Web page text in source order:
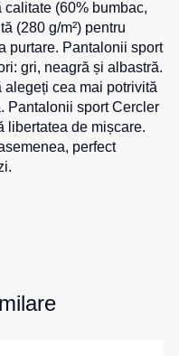
de
lucru
Veste
reflectorizante
Veste
pentru
copii
Hanorace
Hanorace
fermoar
Hanorac
Tours
pentru
sport
Pantaloni
scurți
pentru
copii
0
(60% bumbac,
(280 g/m²) pentru
purtare. Pantalonii sport
gri, neagră și albastră.
cea mai potrivită
Pantalonii sport Cercler
libertatea de mișcare.
perfect